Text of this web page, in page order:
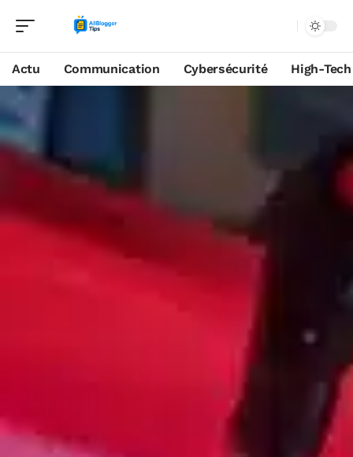
Actu Communication Cybersécurité High-Tech